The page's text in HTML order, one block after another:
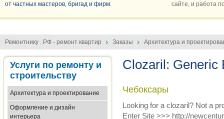
от частных мастеров, бригад и фирм.
сайте, и работа
Ремонтнику . РФ - ремонт квартир Заказы Архитектура и
Услуги по ремонту и
строительству
Архитектура и проектирование
Оформление и дизайн
интерьера
Clozaril: Generic
Чебоксары
Looking for a clozaril? Not a
Enter Site >>> http://